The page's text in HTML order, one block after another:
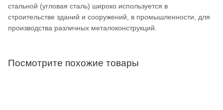
стальной (угловая сталь) широко используется в
строительстве зданий и сооружений, в промышленности, для
производства различных металоконструкций.
Посмотрите похожие товары